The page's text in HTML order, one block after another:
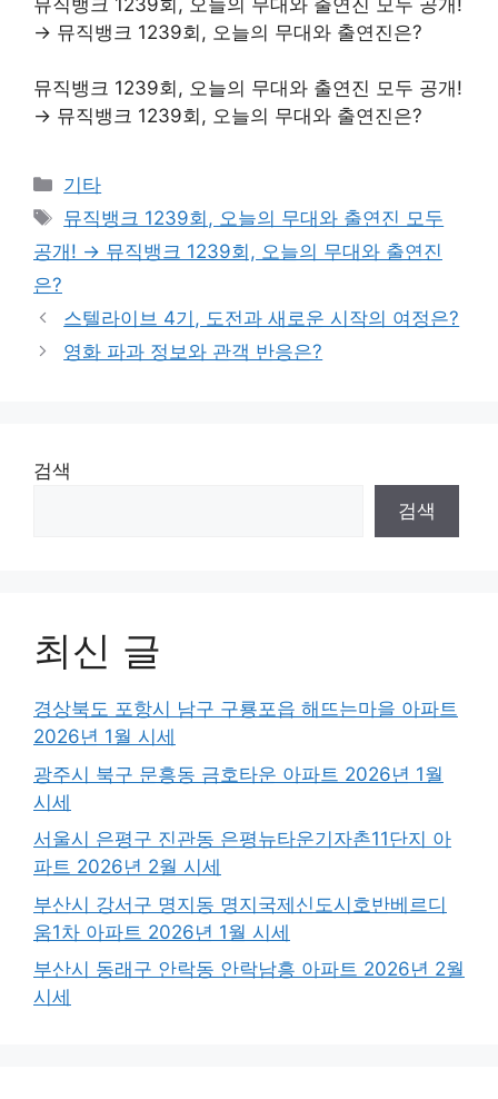
→ 뮤직뱅크 1239회, 오늘의 무대와 출연진은?
뮤직뱅크 1239회, 오늘의 무대와 출연진 모두 공개!
→ 뮤직뱅크 1239회, 오늘의 무대와 출연진은?
Categories
기타
Tags
뮤직뱅크 1239회, 오늘의 무대와 출연진 모두
공개! → 뮤직뱅크 1239회, 오늘의 무대와 출연진
은?
스텔라이브 4기, 도전과 새로운 시작의 여정은?
영화 파과 정보와 관객 반응은?
검색
검색
최신 글
경상북도 포항시 남구 구룡포읍 해뜨는마을 아파트
2026년 1월 시세
광주시 북구 문흥동 금호타운 아파트 2026년 1월
시세
서울시 은평구 진관동 은평뉴타운기자촌11단지 아
파트 2026년 2월 시세
부산시 강서구 명지동 명지국제신도시호반베르디
움1차 아파트 2026년 1월 시세
부산시 동래구 안락동 안락남흥 아파트 2026년 2월
시세